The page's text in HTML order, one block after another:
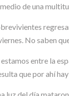
de una
No saben
entre la
que por ahí